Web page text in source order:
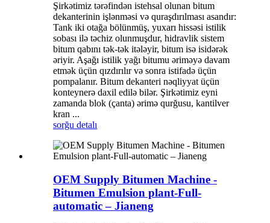
Şirkətimiz tərəfindən istehsal olunan bitum
dekanterinin işlənməsi və quraşdırılması asandır:
Tank iki otağa bölünmüş, yuxarı hissəsi istilik
sobası ilə təchiz olunmuşdur, hidravlik sistem
bitum qabını tək-tək itələyir, bitum isə isidərək
əriyir. Aşağı istilik yağı bitumu əriməyə davam
etmək üçün qızdırılır və sonra istifadə üçün
pompalanır. Bitum dekanteri nəqliyyat üçün
konteynerə daxil edilə bilər. Şirkətimiz eyni
zamanda blok (çanta) ərimə qurğusu, kantilver
kran ...
sorğu detalı
OEM Supply Bitumen Machine -
Bitumen Emulsion plant-Full-
automatic – Jianeng